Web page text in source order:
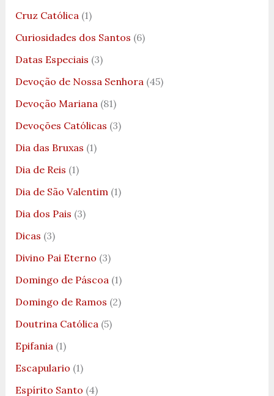
Cruz Católica (1)
Curiosidades dos Santos (6)
Datas Especiais (3)
Devoção de Nossa Senhora (45)
Devoção Mariana (81)
Devoções Católicas (3)
Dia das Bruxas (1)
Dia de Reis (1)
Dia de São Valentim (1)
Dia dos Pais (3)
Dicas (3)
Divino Pai Eterno (3)
Domingo de Páscoa (1)
Domingo de Ramos (2)
Doutrina Católica (5)
Epifania (1)
Escapulario (1)
Espírito Santo (4)